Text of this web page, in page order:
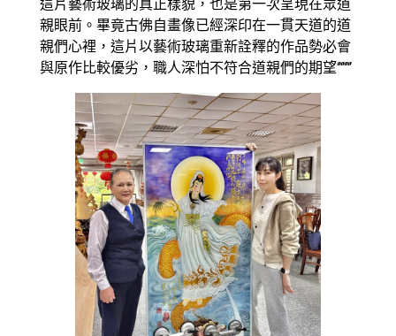
這片藝術玻璃的真正樣貌，也是第一次呈現在眾道
親眼前。畢竟古佛自畫像已經深印在一貫天道的道
親們心裡，這片以藝術玻璃重新詮釋的作品勢必會
與原作比較優劣，職人深怕不符合道親們的期望‘’‘’‘’‘’